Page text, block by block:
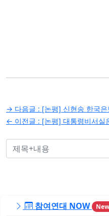
글
탐
색
→ 다음글 : [논평] 신현송 한국
← 이전글 : [논평] 대통령비서실
참여연대 NOW New